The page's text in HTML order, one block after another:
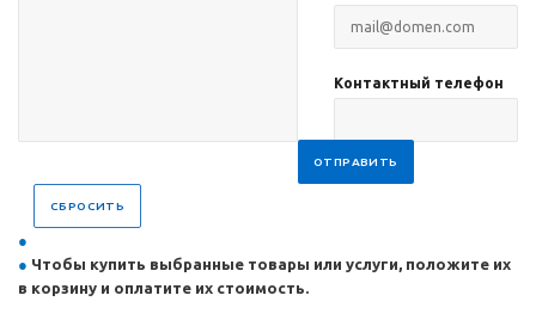
Контактный телефон
ОТПРАВИТЬ
СБРОСИТЬ
Чтобы купить выбранные товары или услуги, положите их
в корзину и оплатите их стоимость.